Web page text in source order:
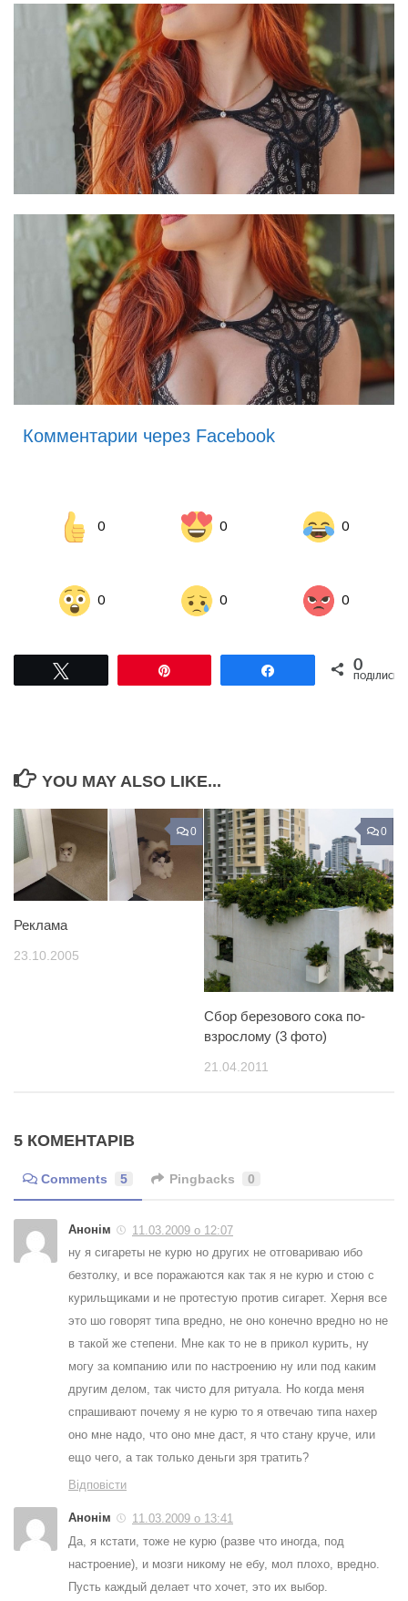
Комментарии через Facebook
0 0 0
0 0 0
Поділитися0
ПОДІЛИСЬ
YOU MAY ALSO LIKE...
0
Реклама
23.10.2005
0
Сбор березового сока по-
взрослому (3 фото)
21.04.2011
5 КОМЕНТАРІВ
Comments 5 Pingbacks 0
Анонім
11.03.2009 о 12:07
ну я сигареты не курю но других не отговариваю ибо
безтолку, и все поражаются как так я не курю и стою с
курильщиками и не протестую против сигарет. Херня все
это шо говорят типа вредно, не оно конечно вредно но не
в такой же степени. Мне как то не в прикол курить, ну
могу за компанию или по настроению ну или под каким
другим делом, так чисто для ритуала. Но когда меня
спрашивают почему я не курю то я отвечаю типа нахер
оно мне надо, что оно мне даст, я что стану круче, или
ещо чего, а так только деньги зря тратить?
Відповісти
Анонім
11.03.2009 о 13:41
Да, я кстати, тоже не курю (разве что иногда, под
настроение), и мозги никому не ебу, мол плохо, вредно.
Пусть каждый делает что хочет, это их выбор.